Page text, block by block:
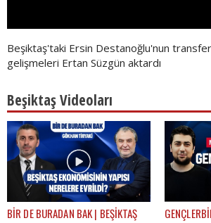
Beşiktaş'taki Ersin Destanoğlu'nun
gelişmeleri Ertan Süzgün aktardı
Beşiktaş Videoları
BİR DE BURADAN BAK | BEŞİKTAŞ